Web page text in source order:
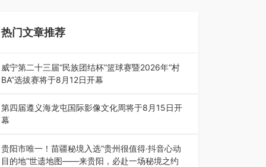
热门文章推荐
威宁第二十三届“民族团结杯”篮球赛暨2026年“村
BA”选拔赛将于8月12日开幕
8月7日，威宁彝族回族苗族自治县第二十三届“民
族团结杯”篮球赛暨2026年“村B…
第四届遵义海龙屯国际影像文化周将于8月15日开
幕
8月7日，第四届遵义海龙屯国际影像文化周媒体
通气会在世界文化遗产地海龙屯核心景区…
贵阳市唯一！苗疆秘境入选“贵州很值得·抖音心动
目的地”世遗地图——来贵阳，必赴一场秘境之约